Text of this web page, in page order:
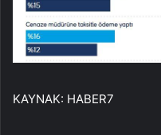
KAYNAK: HABER7